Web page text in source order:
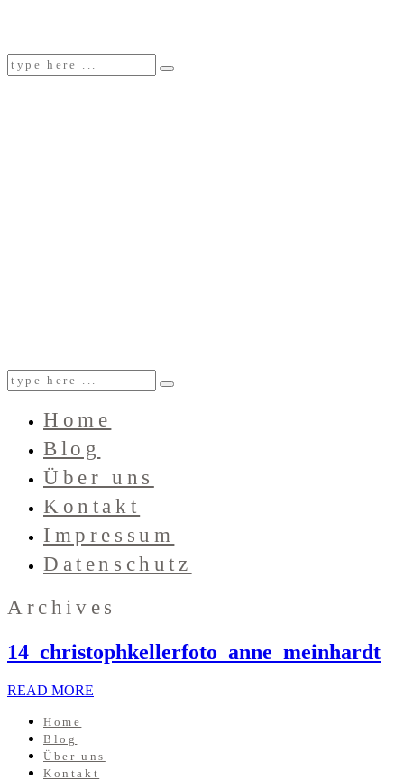
Home
Blog
Über uns
Kontakt
Impressum
Datenschutz
Archives
14_christophkellerfoto_anne_meinhardt
READ MORE
Home
Blog
Über uns
Kontakt